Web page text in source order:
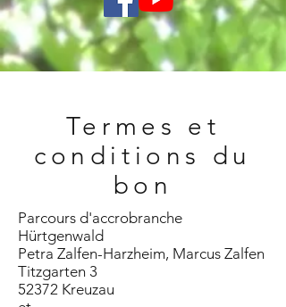
Termes et
conditions du
bon
Parcours d'accrobranche
Hürtgenwald
Petra Zalfen-Harzheim, Marcus Zalfen
Titzgarten 3
52372 Kreuzau